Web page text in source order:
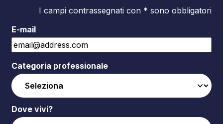
I campi contrassegnati con * sono obbligatori
E-mail
Categoria professionale
Dove vivi?